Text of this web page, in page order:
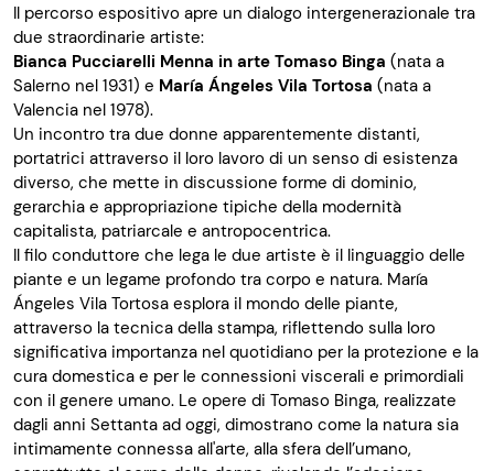
Il percorso espositivo apre un dialogo intergenerazionale tra
due straordinarie artiste:
Bianca Pucciarelli Menna in arte Tomaso Binga (nata a
Salerno nel 1931) e María Ángeles Vila Tortosa (nata a
Valencia nel 1978).
Un incontro tra due donne apparentemente distanti,
portatrici attraverso il loro lavoro di un senso di esistenza
diverso, che mette in discussione forme di dominio,
gerarchia e appropriazione tipiche della modernità
capitalista, patriarcale e antropocentrica.
Il filo conduttore che lega le due artiste è il linguaggio delle
piante e un legame profondo tra corpo e natura. María
Ángeles Vila Tortosa esplora il mondo delle piante,
attraverso la tecnica della stampa, riflettendo sulla loro
significativa importanza nel quotidiano per la protezione e la
cura domestica e per le connessioni viscerali e primordiali
con il genere umano. Le opere di Tomaso Binga, realizzate
dagli anni Settanta ad oggi, dimostrano come la natura sia
intimamente connessa all'arte, alla sfera dell’umano,